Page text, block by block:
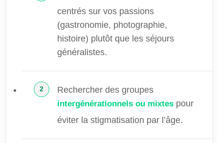
centrés sur vos passions
(gastronomie, photographie,
histoire) plutôt que les séjours
généralistes.
Rechercher des groupes
intergénérationnels ou mixtes pour
éviter la stigmatisation par l’âge.